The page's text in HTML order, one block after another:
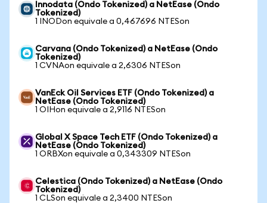
Innodata (Ondo Tokenized) a NetEase (Ondo
Tokenized)
1 INODon equivale a 0,467696 NTESon
Carvana (Ondo Tokenized) a NetEase (Ondo
Tokenized)
1 CVNAon equivale a 2,6306 NTESon
VanEck Oil Services ETF (Ondo Tokenized) a
NetEase (Ondo Tokenized)
1 OIHon equivale a 2,9116 NTESon
Global X Space Tech ETF (Ondo Tokenized) a
NetEase (Ondo Tokenized)
1 ORBXon equivale a 0,343309 NTESon
Celestica (Ondo Tokenized) a NetEase (Ondo
Tokenized)
1 CLSon equivale a 2,3400 NTESon